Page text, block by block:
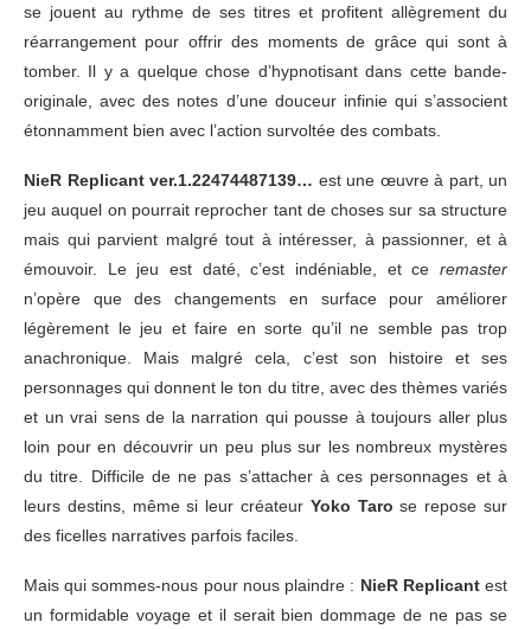
se jouent au rythme de ses titres et profitent allègrement du
réarrangement pour offrir des moments de grâce qui sont à
tomber. Il y a quelque chose d’hypnotisant dans cette bande-
originale, avec des notes d’une douceur infinie qui s’associent
étonnamment bien avec l’action survoltée des combats.
NieR Replicant ver.1.22474487139… est une œuvre à part, un
jeu auquel on pourrait reprocher tant de choses sur sa structure
mais qui parvient malgré tout à intéresser, à passionner, et à
émouvoir. Le jeu est daté, c’est indéniable, et ce remaster
n’opère que des changements en surface pour améliorer
légèrement le jeu et faire en sorte qu’il ne semble pas trop
anachronique. Mais malgré cela, c’est son histoire et ses
personnages qui donnent le ton du titre, avec des thèmes variés
et un vrai sens de la narration qui pousse à toujours aller plus
loin pour en découvrir un peu plus sur les nombreux mystères
du titre. Difficile de ne pas s’attacher à ces personnages et à
leurs destins, même si leur créateur Yoko Taro se repose sur
des ficelles narratives parfois faciles.
Mais qui sommes-nous pour nous plaindre : NieR Replicantest
un formidable voyage et il serait bien dommage de ne pas se